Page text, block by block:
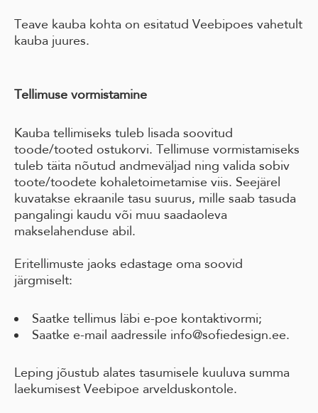
Teave kauba kohta on esitatud Veebipoes vahetult
kauba juures.
Tellimuse vormistamine
Kauba tellimiseks tuleb lisada soovitud
toode/tooted ostukorvi. Tellimuse vormistamiseks
tuleb täita nõutud andmeväljad ning valida sobiv
toote/toodete kohaletoimetamise viis. Seejärel
kuvatakse ekraanile tasu suurus, mille saab tasuda
pangalingi kaudu või muu saadaoleva
makselahenduse abil.
Eritellimuste jaoks edastage oma soovid
järgmiselt:
Saatke tellimus läbi e-poe kontaktivormi;
Saatke e-mail aadressile info@sofiedesign.ee.
Leping jõustub alates tasumisele kuuluva summa
laekumisest Veebipoe arvelduskontole.